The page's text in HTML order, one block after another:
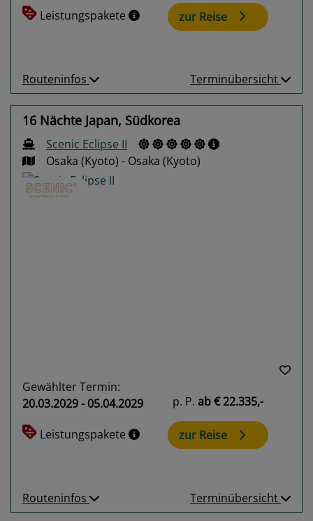
Leistungspakete zur Reise
Routeninfos Terminübersicht
16 Nächte Japan, Südkorea
Scenic Eclipse II
Osaka (Kyoto) - Osaka (Kyoto)
Gewählter Termin:
20.03.2029 - 05.04.2029
Leistungspakete
p. P. ab€ 22.335,-
zur Reise
Routeninfos Terminübersicht